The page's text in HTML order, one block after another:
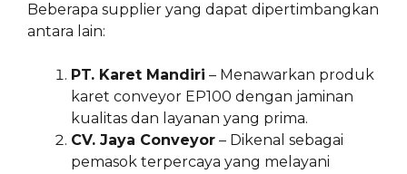
Beberapa supplier yang dapat dipertimbangkan
antara lain:
PT. Karet Mandiri – Menawarkan produk
karet conveyor EP100 dengan jaminan
kualitas dan layanan yang prima.
CV. Jaya Conveyor – Dikenal sebagai
pemasok terpercaya yang melayani